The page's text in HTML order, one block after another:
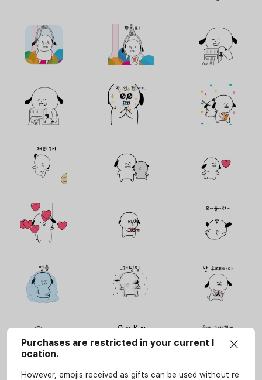
Purchases are restricted in your current l
ocation.
However, emojis received as gifts can be used without re